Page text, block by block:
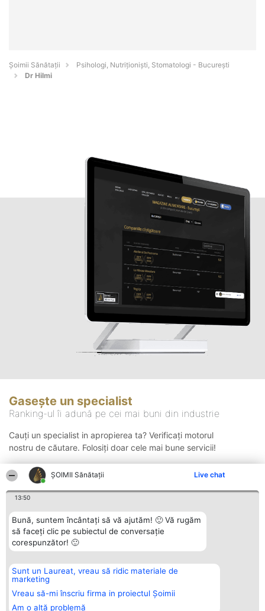
ŞOIMII Sănătații Live chat
13:50
Bună, suntem încântați să vă ajutăm! 🙂 Vă rugăm
să faceți clic pe subiectul de conversație
corespunzător! 🙂
Sunt un Laureat, vreau să ridic materiale de
marketing
Vreau să-mi înscriu firma in proiectul Șoimii
Am o altă problemă
Şoimii Sănătații
Psihologi, Nutriționiști, Stomatologi - Bucureşti
Dr Hilmi
Gasește un specialist
Ranking-ul îi adună pe cei mai buni din industrie
Cauți un specialist in apropierea ta? Verificați motorul
nostru de căutare. Folosiți doar cele mai bune servicii!
Organizator Ranking
BRIGHT SOLUTIONS BR SRL
Aleea Timisul De Sus 2 Bl. A30
Sc. A Et. 4 Ap. 13 Cod 061952
București
Plebiscyt
Lista Tuturor
Laureaților
Contact